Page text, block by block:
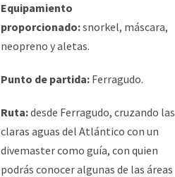
Equipamiento
proporcionado:snorkel, máscara,
neopreno y aletas.
Punto de partida: Ferragudo.
Ruta:desde Ferragudo, cruzando las
claras aguas del Atlántico con un
divemaster como guía, con quien
podrás conocer algunas de las áreas